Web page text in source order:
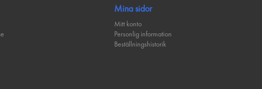
Mina sidor
Mitt konto
Personlig information
Beställningshistorik